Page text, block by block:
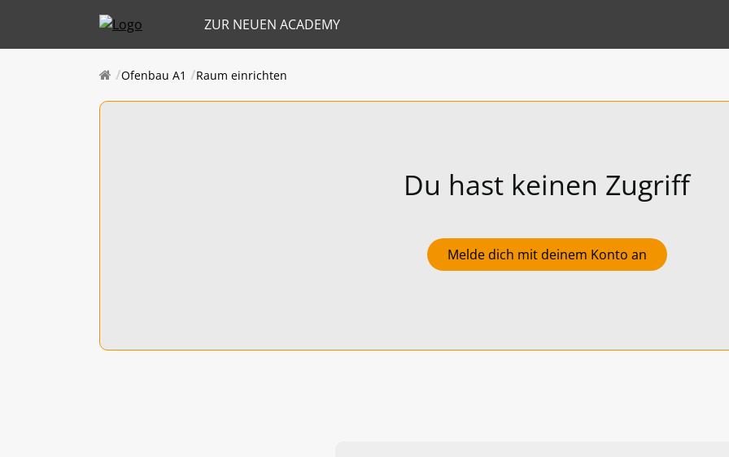
ZUR NEUEN ACADEMY
Ofenbau A1 Raum einrichten
Du hast keinen Zugriff
Melde dich mit deinem Konto an